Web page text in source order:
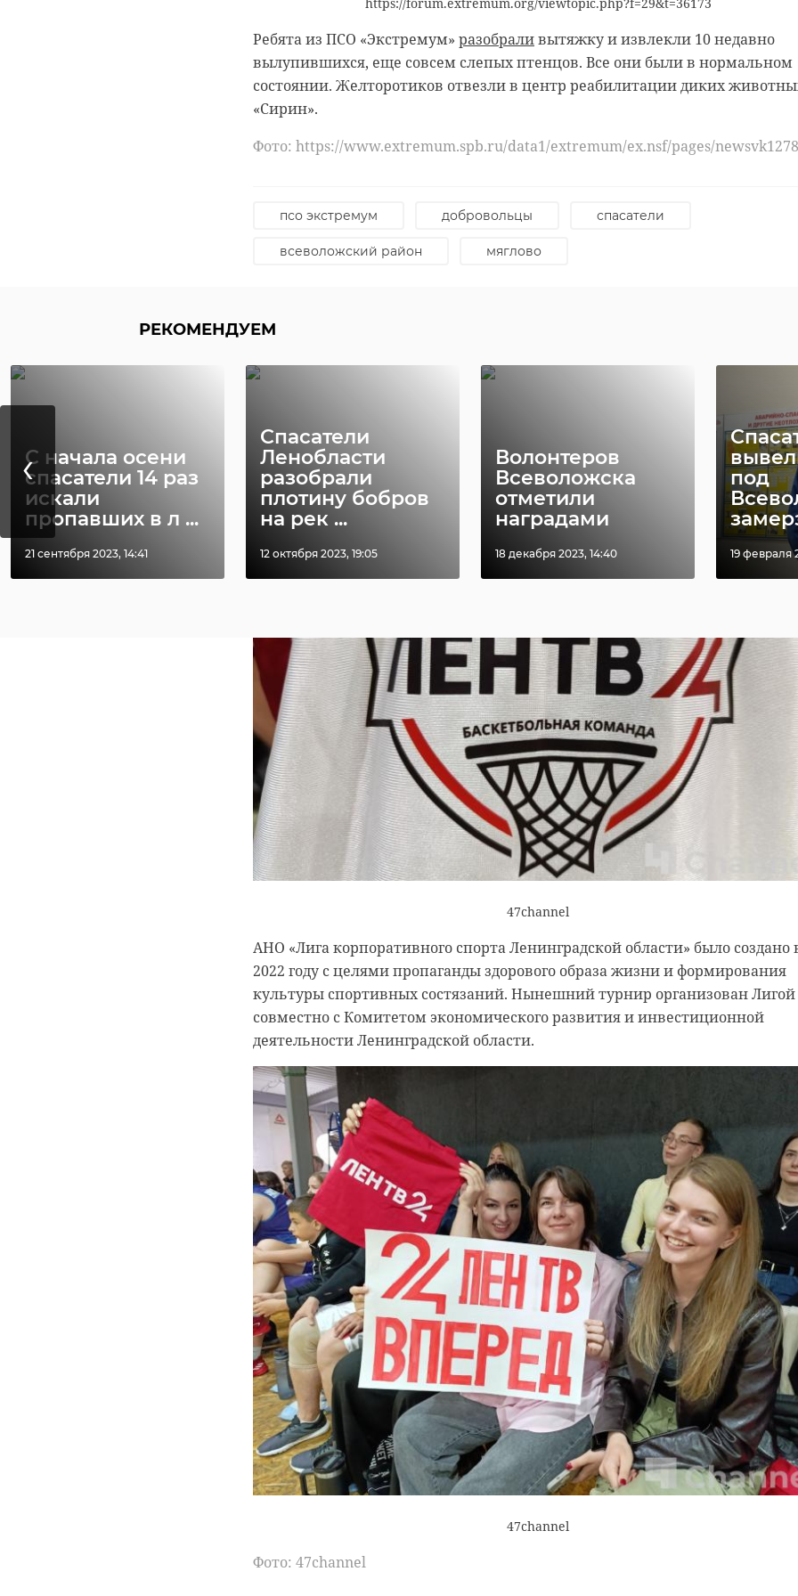
Ребята из ПСО «Экстремум» разобраливытяжку и извлекли 10 недавно
вылупившихся, еще совсем слепых птенцов. Все они были в нормальном
состоянии. Желторотиков отвезли в центр реабилитации диких
«Сирин».
Фото: https://www.extremum.spb.ru/data1/extremum/ex.nsf/pages/
псо экстремум добровольцы спасатели
всеволожский район мяглово
РЕКОМЕНДУЕМ
С начала осени
спасатели 14 раз
искали
пропавших в л ...
21 сентября 2023, 14:41
Спасатели
Ленобласти
разобрали
плотину бобров
на рек ...
12 октября 2023, 19:05
Волонтеров
Всеволожска
отметили
наградами
18 декабря 2023, 14:40
под
19 февраля
‹
47channel
региональной прессы — команда наших коллег с ЛенТВ24.
47channel
АНО «Лига корпоративного спорта Ленинградской области» было создано
2022 году с целями пропаганды здорового образа жизни и формирования
культуры спортивных состязаний. Нынешний турнир организован Лигой
совместно с Комитетом экономического развития и инвестиционной
деятельности Ленинградской области.
47channel
Фото: 47channel
идеологом и ведущим мероприятия выступил председатель комиссии по
информационной политике и взаимодействию со СМИ, проректор
Педиатрического университета Валентин Сидорин. Во встрече приняла
участие председатель комиссии по ЖКХ, транспорту и дорогам
Общественной палаты региона Галина Синкевич.
Фото: 47channel
международный книжный салон петербург
авторы Ленобласти